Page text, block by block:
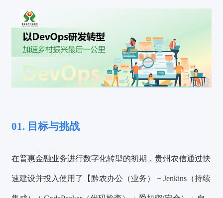
01. 目标与挑战
在普惠金融业务进行数字化转型的初期，贵州农信通过快
速建设并投入使用了【黔农办公（业务） + Jenkins（持续